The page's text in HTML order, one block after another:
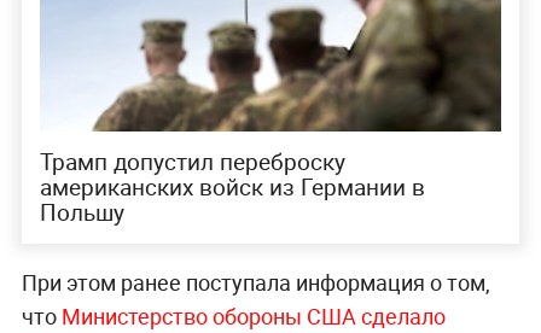
Трамп допустил переброску
американских войск из Германии в
Польшу
При этом ранее поступала информация о том,
что Министерство обороны США сделало